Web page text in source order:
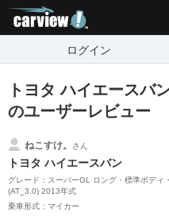
ログイン
トヨタ ハイエースバ
のユーザーレビュー
ねこすけ。 さん
トヨタ ハイエースバン
グレード：スーパーGL ロング・標準ボデ
(AT_3.0) 2013年式
乗車形式：マイカー